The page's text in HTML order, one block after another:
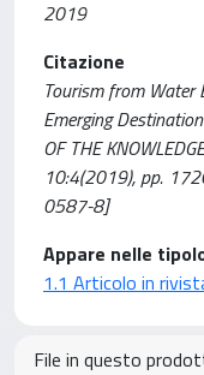
2019
Citazione
Tourism from Water
Emerging
OF THE
10:4(2019), pp.
0587-8]
Appare nelle
1.1 Articolo in
File in questo